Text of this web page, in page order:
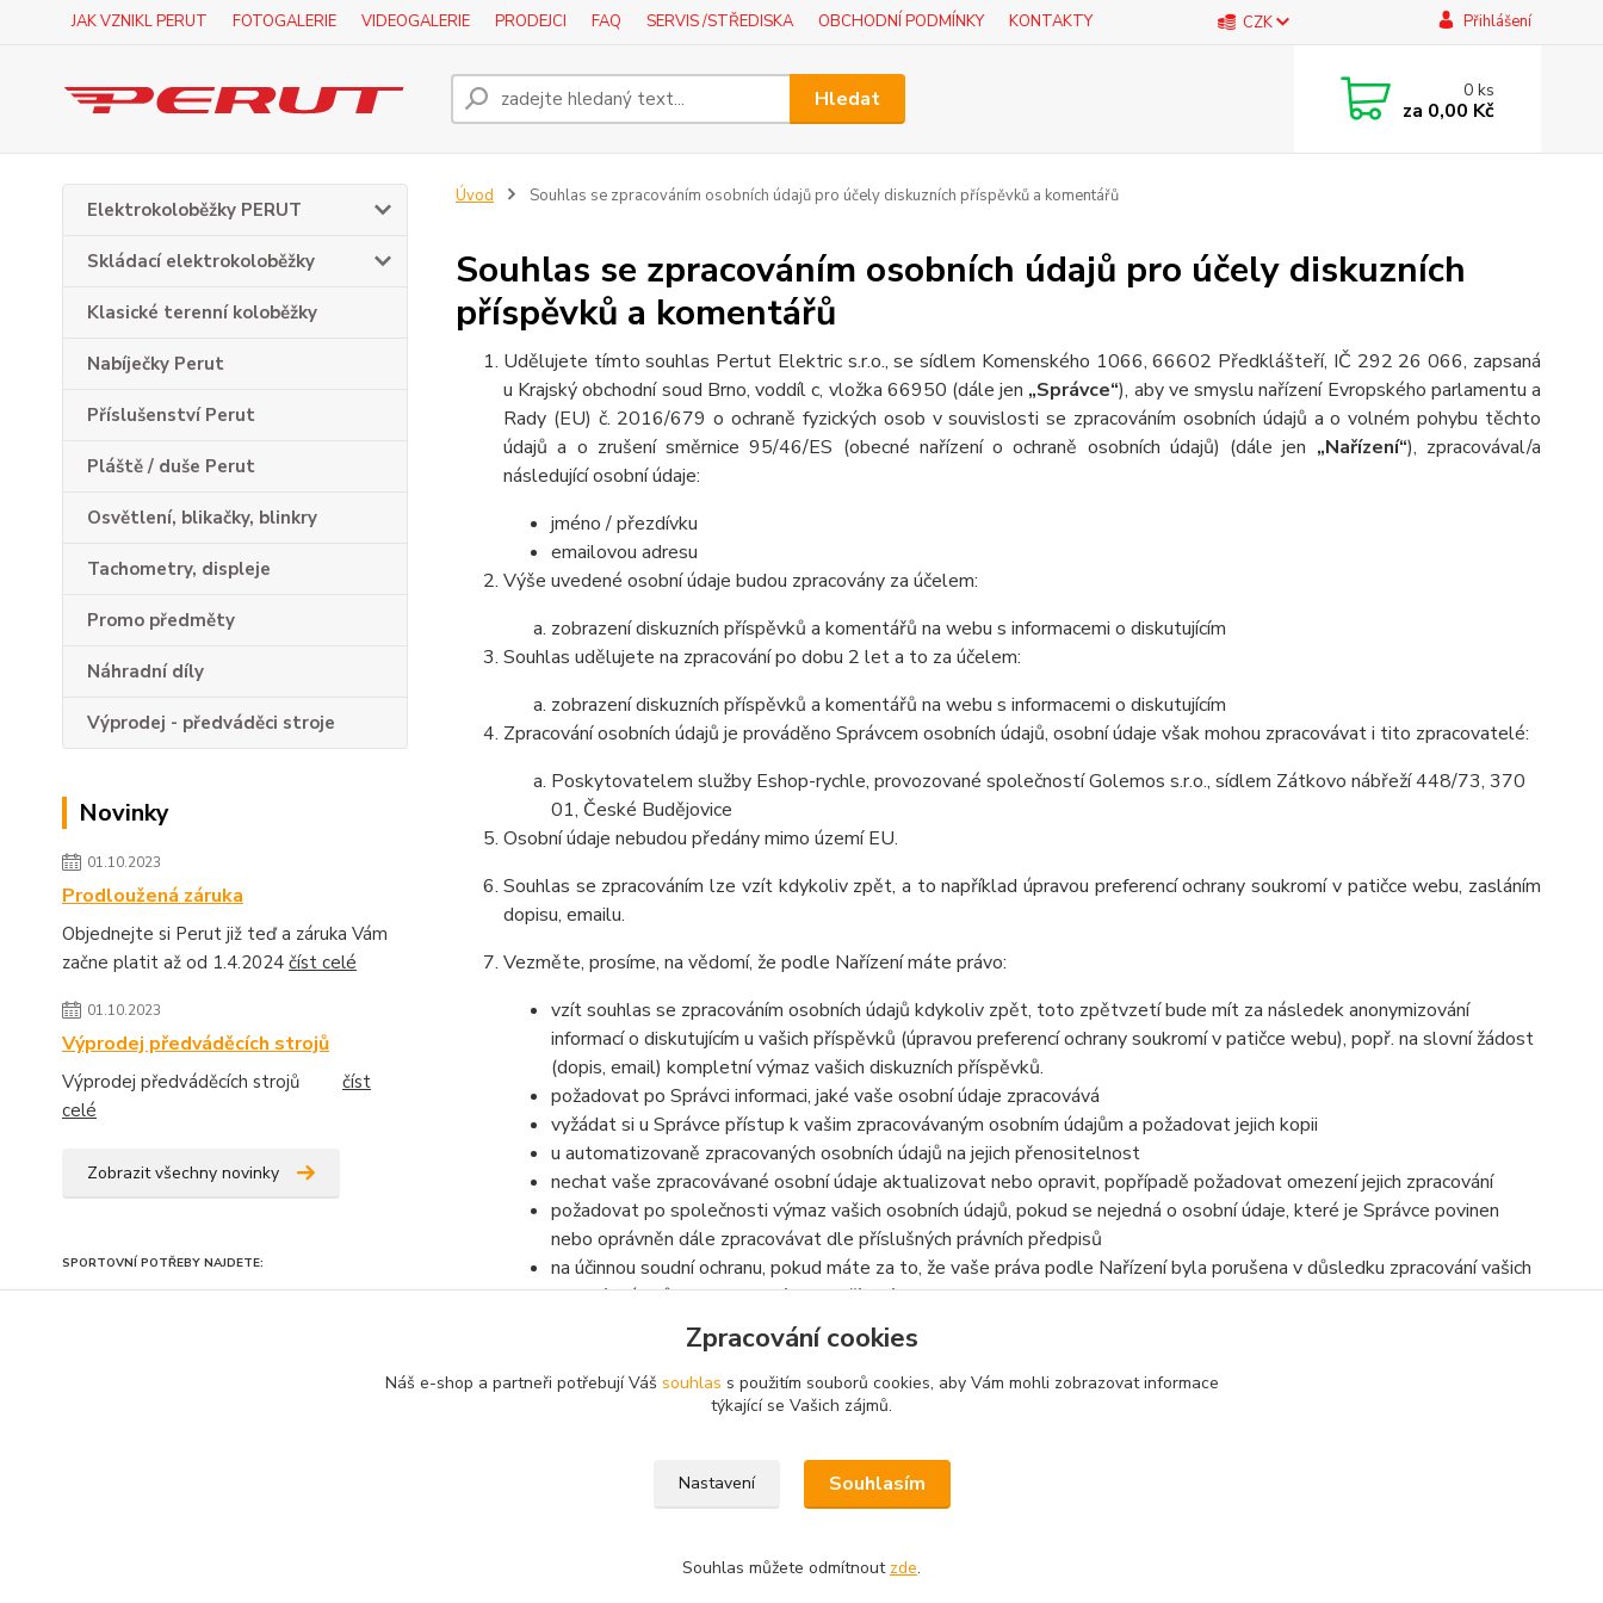
JAK VZNIKL PERUT FOTOGALERIE VIDEOGALERIE PRODEJCI FAQ SERVIS /STŘEDISKA OBCHODNÍ PODMÍNKY KONTAKTY CZK Přihlášení
Hledat 0ks
za 0,00 Kč
Elektrokoloběžky PERUT
Skládací elektrokoloběžky
Klasické terenní koloběžky
Nabíječky Perut
Příslušenství Perut
Pláště / duše Perut
Osvětlení, blikačky, blinkry
Tachometry, displeje
Promo předměty
Náhradní díly
Výprodej - předváděci stroje
Novinky
01.10.2023
Prodloužená záruka
Objednejte si Perut již teď a záruka Vám
začne platit až od 1.4.2024 číst celé
01.10.2023
Výprodej předváděcích strojů
Výprodej předváděcích strojů číst
celé
Zobrazit všechny novinky
SPORTOVNÍ POTŘEBY NAJDETE:
Úvod Souhlas se zpracováním osobních údajů pro účely diskuzních příspěvků a komentářů
Souhlas se zpracováním osobních údajů pro účely diskuzních
příspěvků a komentářů
Udělujete tímto souhlas Pertut Elektric s.r.o., se sídlem Komenského 1066, 66602 Předklášteří, IČ 292 26 066, zapsaná
u Krajský obchodní soud Brno, voddíl c, vložka 66950 (dále jen „Správce“), aby ve smyslu nařízení Evropského parlamentu a
Rady (EU) č. 2016/679 o ochraně fyzických osob v souvislosti se zpracováním osobních údajů a o volném pohybu těchto
údajů a o zrušení směrnice 95/46/ES (obecné nařízení o ochraně osobních údajů) (dále jen „Nařízení“), zpracovával/a
následující osobní údaje:
jméno / přezdívku
emailovou adresu
Výše uvedené osobní údaje budou zpracovány za účelem:
zobrazení diskuzních příspěvků a komentářů na webu s informacemi o diskutujícím
Souhlas udělujete na zpracování po dobu 2 let a to za účelem:
zobrazení diskuzních příspěvků a komentářů na webu s informacemi o diskutujícím
Zpracování osobních údajů je prováděno Správcem osobních údajů, osobní údaje však mohou zpracovávat i tito zpracovatelé:
Poskytovatelem služby Eshop-rychle, provozované společností Golemos s.r.o., sídlem Zátkovo nábřeží 448/73, 370
01, České Budějovice
Osobní údaje nebudou předány mimo území EU.
Souhlas se zpracováním lze vzít kdykoliv zpět, a to například úpravou preferencí ochrany soukromí v patičce webu, zasláním
dopisu, emailu.
Vezměte, prosíme, na vědomí, že podle Nařízení máte právo:
vzít souhlas se zpracováním osobních údajů kdykoliv zpět, toto zpětvzetí bude mít za následek anonymizování
informací o diskutujícím u vašich příspěvků (úpravou preferencí ochrany soukromí v patičce webu), popř. na slovní žádost
(dopis, email) kompletní výmaz vašich diskuzních příspěvků.
požadovat po Správci informaci, jaké vaše osobní údaje zpracovává
vyžádat si u Správce přístup k vašim zpracovávaným osobním údajům a požadovat jejich kopii
u automatizovaně zpracovaných osobních údajů na jejich přenositelnost
nechat vaše zpracovávané osobní údaje aktualizovat nebo opravit, popřípadě požadovat omezení jejich zpracování
požadovat po společnosti výmaz vašich osobních údajů, pokud se nejedná o osobní údaje, které je Správce povinen
nebo oprávněn dále zpracovávat dle příslušných právních předpisů
na účinnou soudní ochranu, pokud máte za to, že vaše práva podle Nařízení byla porušena v důsledku zpracování vašich
osobních údajů v rozporu s tímto Nařízením
v případě pochybností o dodržování povinností souvisejících se zpracováním osobních údajů se obrátit na Správce nebo
na Úřad pro ochranu osobních údajů
Zpracování cookies
Náš e-shop a partneři potřebují Váš souhlas s použitím souborů cookies, aby Vám mohli zobrazovat informace
týkající se Vašich zájmů.
Nastavení Souhlasím
Souhlas můžete odmítnout zde.